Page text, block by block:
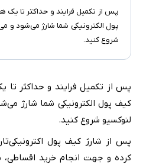
پس از تکمیل فرایند و حداکثر تا
پول الکترونیکی شما شارژ می‌شود و
شروع کنید.
پس از تکمیل فرایند و حداکثر
کیف پول الکترونیکی شما شارژ
لنوکسیو شروع کنید.
پس از شارژ کیف پول
کرده و جهت انجام خرید